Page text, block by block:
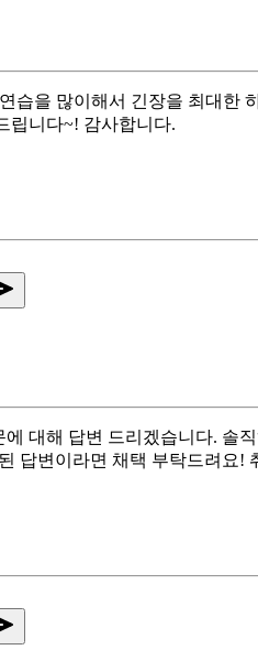
습을 많이해서 긴장을 최대한
립니다~! 감사합니다.
대해 답변 드리겠습니다. 솔
답변이라면 채택 부탁드려요!